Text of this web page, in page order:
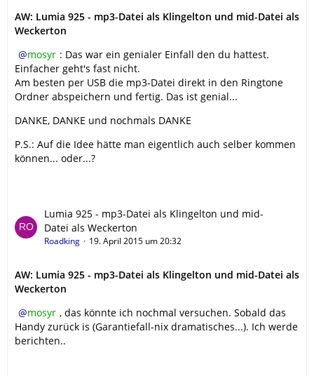
AW: Lumia 925 - mp3-Datei als Klingelton und mid-Datei als
Weckerton
mosyr : Das war ein genialer Einfall den du hattest.
Einfacher geht's fast nicht.
Am besten per USB die mp3-Datei direkt in den Ringtone
Ordner abspeichern und fertig. Das ist genial...
DANKE, DANKE und nochmals DANKE
P.S.: Auf die Idee hätte man eigentlich auch selber kommen
können... oder...?
Lumia 925 - mp3-Datei als Klingelton und mid-
Datei als Weckerton
Roadking 19. April 2015 um 20:32
AW: Lumia 925 - mp3-Datei als Klingelton und mid-Datei als
Weckerton
mosyr , das könnte ich nochmal versuchen. Sobald das
Handy zurück is (Garantiefall-nix dramatisches...). Ich werde
berichten..